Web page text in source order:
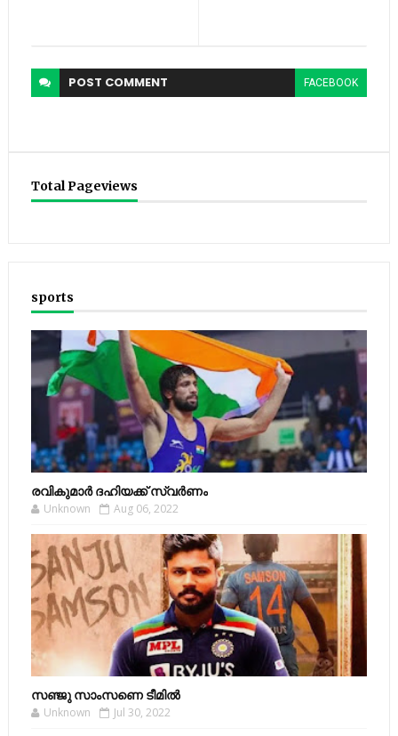
POST COMMENT FACEBOOK
Total Pageviews
sports
രവികുമാര്‍ ദഹിയക്ക് സ്വര്‍ണം
Unknown Aug 06, 2022
സഞ്ജു സാംസണെ ടീമില്‍
Unknown Jul 30, 2022